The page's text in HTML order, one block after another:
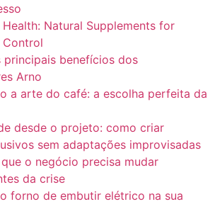
Natural Supplements for
Control
principais benefícios dos
Arno
a arte do café: a escolha perfeita da
desde o projeto: como criar
sem adaptações improvisadas
o negócio precisa mudar
da crise
forno de embutir elétrico na sua